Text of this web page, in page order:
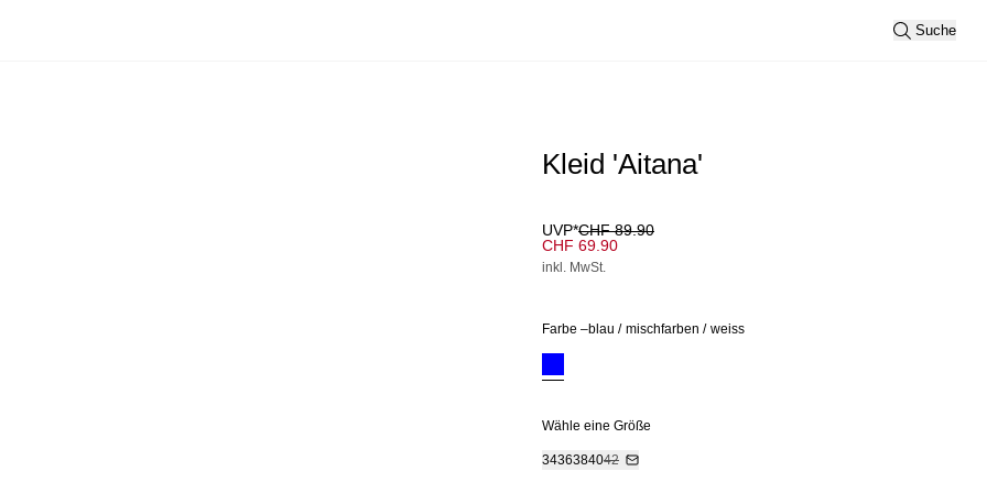
Suche
Kleid 'Aitana'
UVP*CHF 89.90
CHF 69.90
inkl. MwSt.
Farbe –blau / mischfarben / weiss
Wähle eine Größe
3436384042